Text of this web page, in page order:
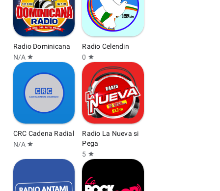
Radio Dominicana
N/A star
Radio Celendin
0 star
CRC Cadena Radial
N/A star
Radio La Nueva si
Pega
5 star